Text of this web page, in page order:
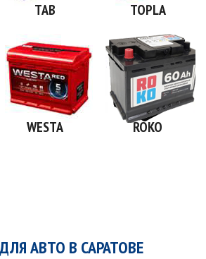
TAB TOPLA
WESTA ROKO
АВТО В САРАТОВЕ